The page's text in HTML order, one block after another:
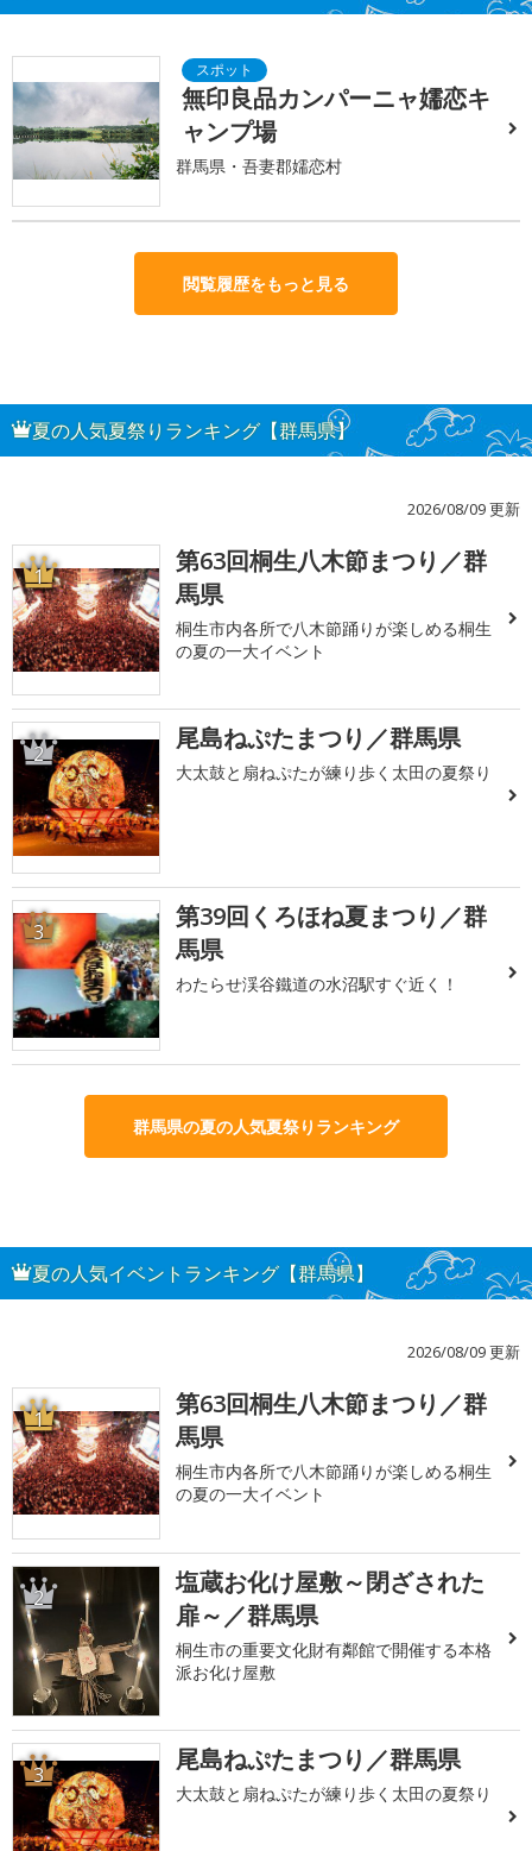
無印良品カンパーニャ嬬恋キ
ャンプ場
群馬県・吾妻郡嬬恋村
閲覧履歴をもっと見る
夏の人気夏祭りランキング【群馬県】
2026/08/09 更新
1
第63回桐生八木節まつり／群
馬県
桐生市内各所で八木節踊りが楽しめる桐生
の夏の一大イベント
2 尾島ねぷたまつり／群馬県
大太鼓と扇ねぷたが練り歩く太田の夏祭り
3
第39回くろほね夏まつり／群
馬県
わたらせ渓谷鐵道の水沼駅すぐ近く！
群馬県の夏の人気夏祭りランキング
夏の人気イベントランキング【群馬県】
2026/08/09 更新
1
第63回桐生八木節まつり／群
馬県
桐生市内各所で八木節踊りが楽しめる桐生
の夏の一大イベント
2
塩蔵お化け屋敷～閉ざされた
扉～／群馬県
桐生市の重要文化財有鄰館で開催する本格
派お化け屋敷
3 尾島ねぷたまつり／群馬県
大太鼓と扇ねぷたが練り歩く太田の夏祭り